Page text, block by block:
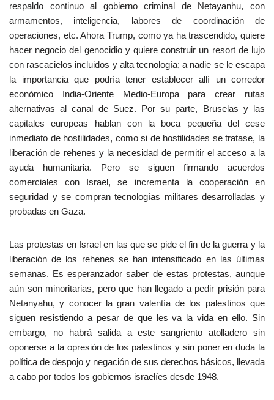
respaldo continuo al gobierno criminal de Netayanhu, con
armamentos, inteligencia, labores de coordinación de
operaciones, etc. Ahora Trump, como ya ha trascendido, quiere
hacer negocio del genocidio y quiere construir un resort de lujo
con rascacielos incluidos y alta tecnología; a nadie se le escapa
la importancia que podría tener establecer allí un corredor
económico India-Oriente Medio-Europa para crear rutas
alternativas al canal de Suez. Por su parte, Bruselas y las
capitales europeas hablan con la boca pequeña del cese
inmediato de hostilidades, como si de hostilidades se tratase, la
liberación de rehenes y la necesidad de permitir el acceso a la
ayuda humanitaria. Pero se siguen firmando acuerdos
comerciales con Israel, se incrementa la cooperación en
seguridad y se compran tecnologías militares desarrolladas y
probadas en Gaza.
Las protestas en Israel en las que se pide el fin de la guerra y la
liberación de los rehenes se han intensificado en las últimas
semanas. Es esperanzador saber de estas protestas, aunque
aún son minoritarias, pero que han llegado a pedir prisión para
Netanyahu, y conocer la gran valentía de los palestinos que
siguen resistiendo a pesar de que les va la vida en ello. Sin
embargo, no habrá salida a este sangriento atolladero sin
oponerse a la opresión de los palestinos y sin poner en duda la
política de despojo y negación de sus derechos básicos, llevada
a cabo por todos los gobiernos israelíes desde 1948.